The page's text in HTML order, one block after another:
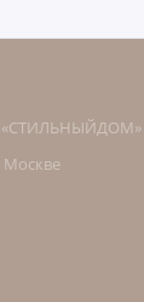
«СТИЛЬНЫЙДОМ»
Москве